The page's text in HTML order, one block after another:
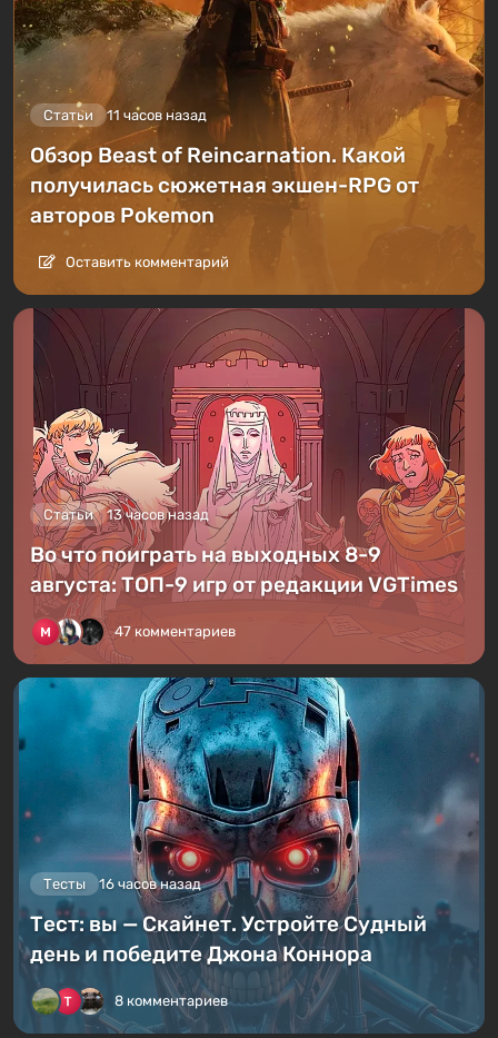
Статьи 11 часов назад
Обзор Beast of Reincarnation. Какой
получилась сюжетная экшен-RPG от
авторов Pokemon
Оставить комментарий
Статьи 13 часов назад
Во что поиграть на выходных 8-9
августа: ТОП-9 игр от редакции VGTimes
47 комментариев
Тесты 16 часов назад
Тест: вы — Скайнет. Устройте Судный
день и победите Джона Коннора
8 комментариев